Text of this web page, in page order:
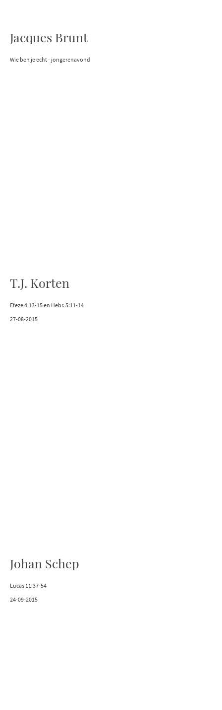
Jacques Brunt
Wie ben je echt - jongerenavond
T.J. Korten
Efeze 4:13-15 en Hebr. 5:11-14
27-08-2015
Johan Schep
Lucas 11:37-54
24-09-2015